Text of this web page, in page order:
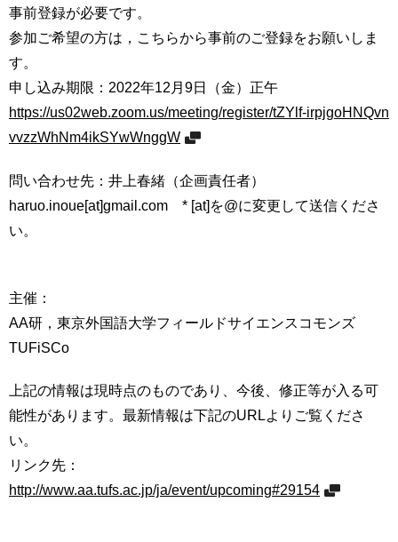
ト
マ
プ
事前登録が必要です。
参加ご希望の方は，こちらから事前のご登録をお願いしま
す。
申し込み期限：2022年12月9日（金）正午
https://us02web.zoom.us/meeting/register/tZYlf-irpjgoHNQvn
vvzzWhNm4ikSYwWnggW
問い合わせ先：井上春緒（企画責任者）
haruo.inoue[at]gmail.com * [at]を@に変更して送信くださ
い。
主催：
AA研，東京外国語大学フィールドサイエンスコモンズ
TUFiSCo
上記の情報は現時点のものであり、今後、修正等が入る可
能性があります。最新情報は下記のURLよりご覧くださ
い。
リンク先：
http://www.aa.tufs.ac.jp/ja/event/upcoming#29154